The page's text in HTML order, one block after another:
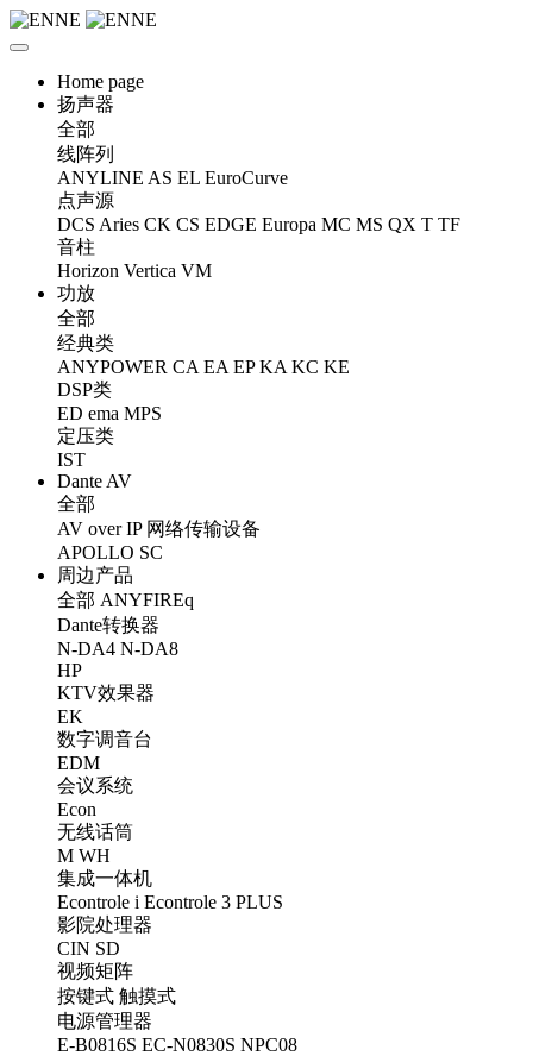
Home page
扬声器
全部
线阵列
ANYLINE AS EL EuroCurve
点声源
DCS Aries CK CS EDGE Europa MC MS QX T TF
音柱
Horizon Vertica VM
功放
全部
经典类
ANYPOWER CA EA EP KA KC KE
DSP类
ED ema MPS
定压类
IST
Dante AV
全部
AV over IP 网络传输设备
APOLLO SC
周边产品
全部 ANYFIREq
Dante转换器
N-DA4 N-DA8
HP
KTV效果器
EK
数字调音台
EDM
会议系统
Econ
无线话筒
M WH
集成一体机
Econtrole i Econtrole 3 PLUS
影院处理器
CIN SD
视频矩阵
按键式 触摸式
电源管理器
E-B0816S EC-N0830S NPC08